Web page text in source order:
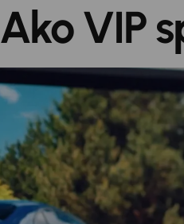
Ako VIP